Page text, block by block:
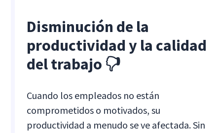
Disminución de la
productividad y la calidad
del trabajo 🖓
Cuando los empleados no están
comprometidos o motivados, su
productividad a menudo se ve afectada. Sin